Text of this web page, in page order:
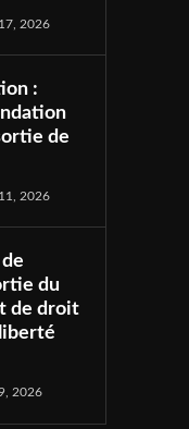
2026
:
de
2026
du
de droit
2026